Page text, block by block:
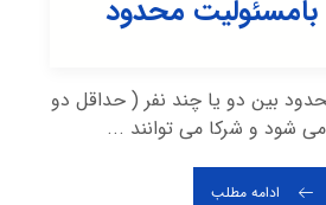
محدود
بین دو یا چند نفر ( حداقل دو
شود و شرکا می توانند ...
ادامه مطلب